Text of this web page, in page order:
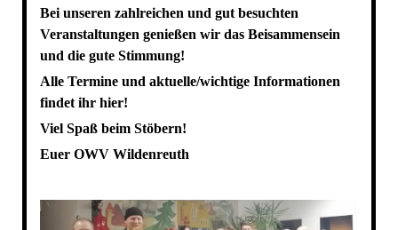
Bei unseren zahlreichen und gut besuchten
Veranstaltungen genießen wir das Beisammensein
und die gute Stimmung!
Alle Termine und aktuelle/wichtige Informationen
findet ihr hier!
Viel Spaß beim Stöbern!
Euer OWV Wildenreuth